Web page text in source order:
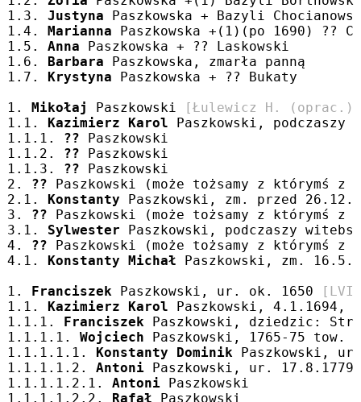
1.3. Justyna Paszkowska + Bazyli
1.4. Marianna Paszkowska +(1)(po 1690) ??
1.5. Anna Paszkowska + ?? Laskowski
1.6. Barbara Paszkowska, zmarła panną
1.7. Krystyna Paszkowska + ?? Bukaty
1. Mikołaj Paszkowski
[Łulewicz H. (oprac.),
1.1. Kazimierz Karol Paszkowski, podczaszy
1.1.1. ?? Paszkowski
1.1.2. ?? Paszkowski
1.1.3. ?? Paszkowski
2. ?? Paszkowski (może tożsamy z którymś z
2.1. Konstanty Paszkowski, zm. przed
3. ?? Paszkowski (może tożsamy z którymś z
3.1. Sylwester Paszkowski, podczaszy
4. ?? Paszkowski (może tożsamy z którymś z
4.1. Konstanty Michał Paszkowski, zm.
1. Franciszek Paszkowski, ur. ok. 1650
1.1. Kazimierz Karol Paszkowski, 4.1.1694,
1.1.1. Franciszek Paszkowski, dziedzic:
1.1.1.1. Wojciech Paszkowski, 1765-75
1.1.1.1.1. Konstanty Dominik Paszkowski,
1.1.1.1.2. Antoni Paszkowski, ur.
1.1.1.1.2.1. Antoni Paszkowski
1.1.1.1.2.2. Rafał Paszkowski